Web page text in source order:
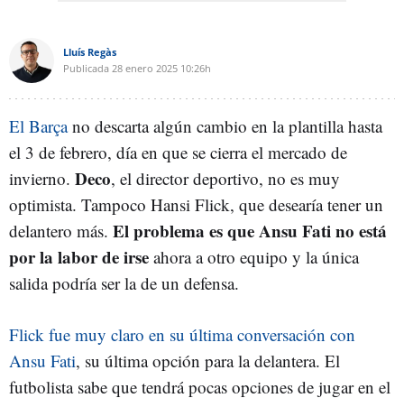
Lluís Regàs
Publicada 28 enero 2025 10:26h
El Barçano descarta algún cambio en la plantilla hasta
el 3 de febrero, día en que se cierra el mercado de
invierno. Deco, el director deportivo, no es muy
optimista. Tampoco Hansi Flick, que desearía tener un
delantero más. El problema es que Ansu Fati no está
por la labor de irse ahora a otro equipo y la única
salida podría ser la de un defensa.
Flick fue muy claro en su última conversación con
Ansu Fati, su última opción para la delantera. El
futbolista sabe que tendrá pocas opciones de jugar en el